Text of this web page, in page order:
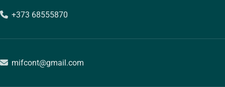
+373 68555870
mifcont@gmail.com